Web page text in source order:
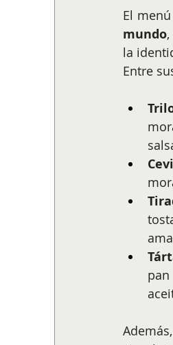
El
mundo
la
Entre